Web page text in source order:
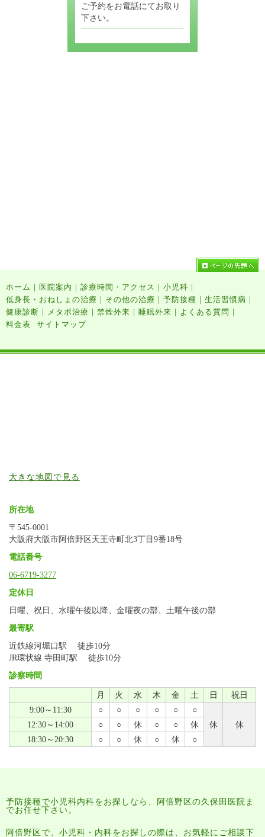
ご予約をお電話にてお取り
下さい。
ホーム | 医院案内 | 診療時間・アクセス | 小児科 |
低身長・おねしょの治療 | その他の治療 | 予防接種 | 生活習慣病 |
健康診断 | メタボ治療 | 禁煙外来 | 睡眠外来 | よくある質問 |
料金表 サイトマップ
大きな地図で見る
所在地
〒545-0001
大阪府大阪市阿倍野区天王寺町北3丁目9番18号
電話番号
06-6719-3277
定休日
日曜、祝日、水曜午後以降、金曜夜の部、土曜午後の部
最寄駅
近鉄線河堀口駅 徒歩10分
JR環状線 寺田町駅 徒歩10分
診察時間
月 火 水 木 金 土 日
祝日
9:00～11:30
○ ○ ○ ○ ○
○
休
休
12:30～14:00 ○ ○ 休 ○ ○
休
18:30～20:30
○ ○ 休 ○ 休 ○
予防接種で小児科内科をお探しなら、阿倍野区の久保田医院ま
でお任せ下さい。
阿倍野区で、小児科・内科をお探しの際は、お気軽にご相談下